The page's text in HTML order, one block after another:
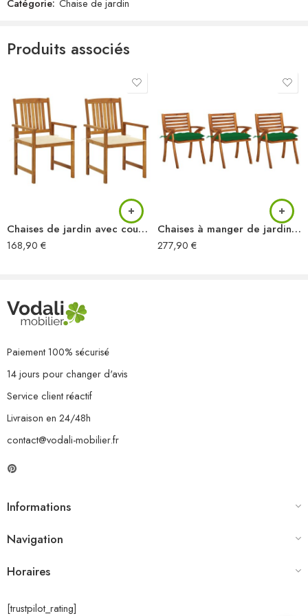
Dimensions (pliage) : 56 x 113 x 12 cm (l x P x H)
Profondeur du siège : 41,5 cm
Hauteur du siège à partir du sol : 46 cm
Pliable
Assemblage requis : Non
La livraison contient :
8 x chaise de jardin
Catégorie: Chaise de jardin
Produits associés
Chaises de jardin avec coussins lot de 2 Bois d’acacia massif
168,90 €
Chaises à manger de jardin avec coussins lot de 3 Acacia massif
277,90 €
Paiement 100% sécurisé
14 jours pour changer d'avis
Service client réactif
Livraison en 24/48h
contact@vodali-mobilier.fr
Informations
Navigation
Horaires
[trustpilot_rating]